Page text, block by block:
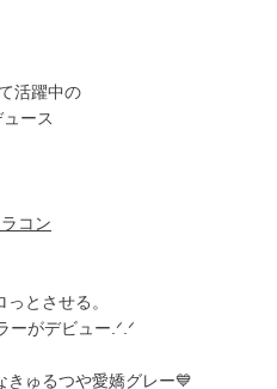
活躍中の
ース
コン
とさせる。
ーがデビュー.ᐟ.ᐟ
きゅるつや愛嬌グレー💙